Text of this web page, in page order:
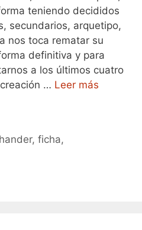
teniendo decididos
secundarios, arquetipo,
nos toca rematar su
definitiva y para
a los últimos cuatro
… Leer más
,ficha,